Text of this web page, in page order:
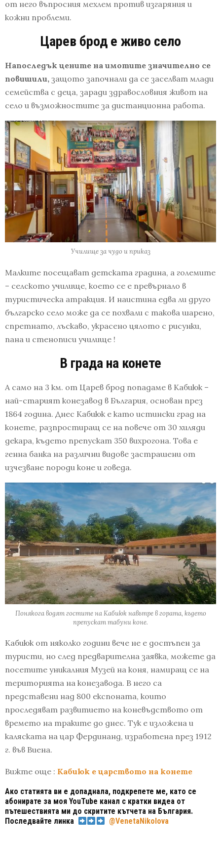
от него въпросния мехлем против изгаряния и
кожни проблеми.
Царев брод е живо село
Напоследък цените на имотите значително се
повишили, защото започнали да се заселват млади
семейства с деца, заради здравословния живот на
село и възможностите за дистанционна работа.
Училище за чудо и приказ
Малките посещават детската градина, а големите
– селското училище, което се е превърнало в
туристическа атракция. И наистина едва ли друго
българско село може да се похвали с такова шарено,
спретнато, лъскаво, украсено цялото с рисунки,
пана и стенописи училище !
В града на конете
А само на 3 км. от Царев брод попадаме в Кабиюк –
най-старият конезавод в България, основан през
1864 година. Днес Кабиюк е като истински град на
конете, разпростиращ се на повече от 30 хиляди
декара, където препускат 350 вихрогона. Това е
генна банка на различни видове застрашени от
изчезване породи коне и говеда.
Понякога водят гостите на Кабиюк навътре в гората, където
препускат табуни коне.
Кабиюк от няколко години вече не е достъпен за
туристи, но след предварителна заявка, можете да
посeтите уникалния Музей на коня, намиращ се на
територията на конезавода. В него са
представени над 800 експоната, които
проследяват развитието на коневъдството от
времето на траките до днес. Тук е изложена и
каляската на цар Фердинанд, изработена през 1912
г. във Виена.
Вижте още : Кабиюк е царството на конете
Ако статията ви е допаднала, подкрепете ме, като се
абонирате за моя YouTube канал с кратки видеа от
пътешествията ми до скритите кътчета на България.
Последвайте линка
@VenetaNikolova